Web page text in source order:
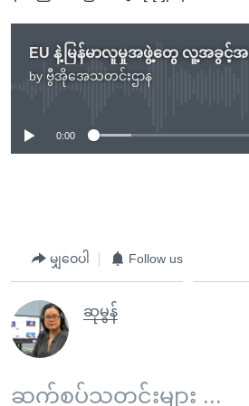
EU နဲ့မြန်မာလူမှုအဖွဲ့တွေ လူ့အခွင့်အ
by ဗွီအိုအေသတင်းဌာန
No media source
0:00
မျှဝေပါ Follow us
ဆုမွန်
ဆက်စပ်သတင်းများ ...